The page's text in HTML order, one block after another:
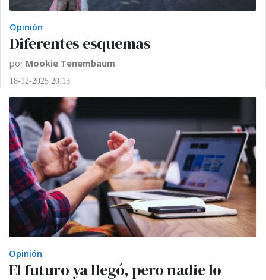
Opinión
Diferentes esquemas
por Mookie Tenembaum
18-12-2025 20:13
Opinión
El futuro ya llegó, pero nadie lo